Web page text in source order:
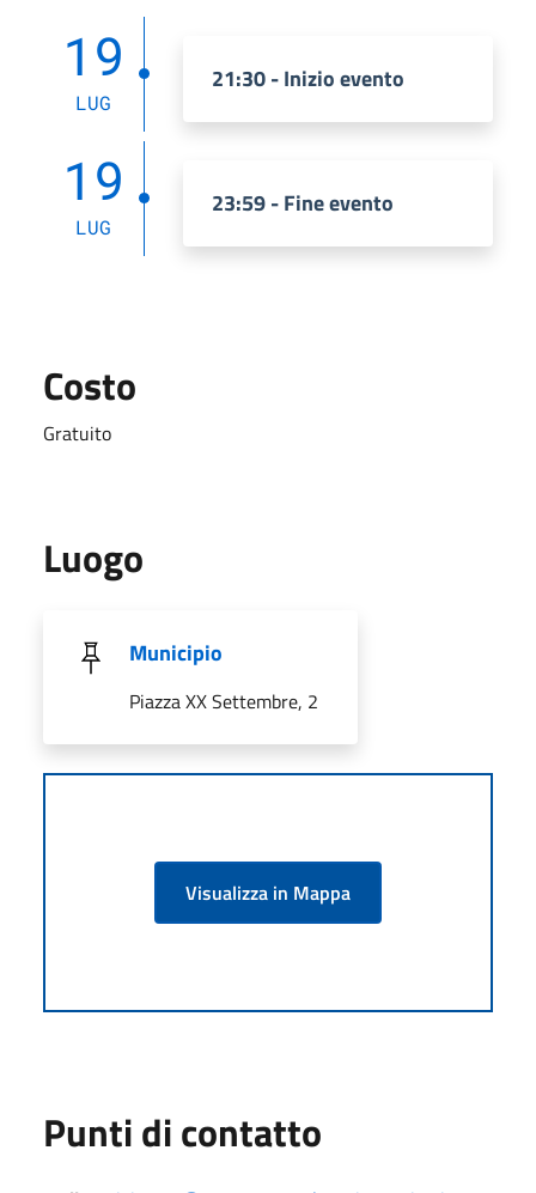
19
LUG
21:30 - Inizio evento
19
LUG
23:59 - Fine evento
Costo
Gratuito
Luogo
Municipio
Piazza XX Settembre, 2
Visualizza in Mappa
Punti di contatto